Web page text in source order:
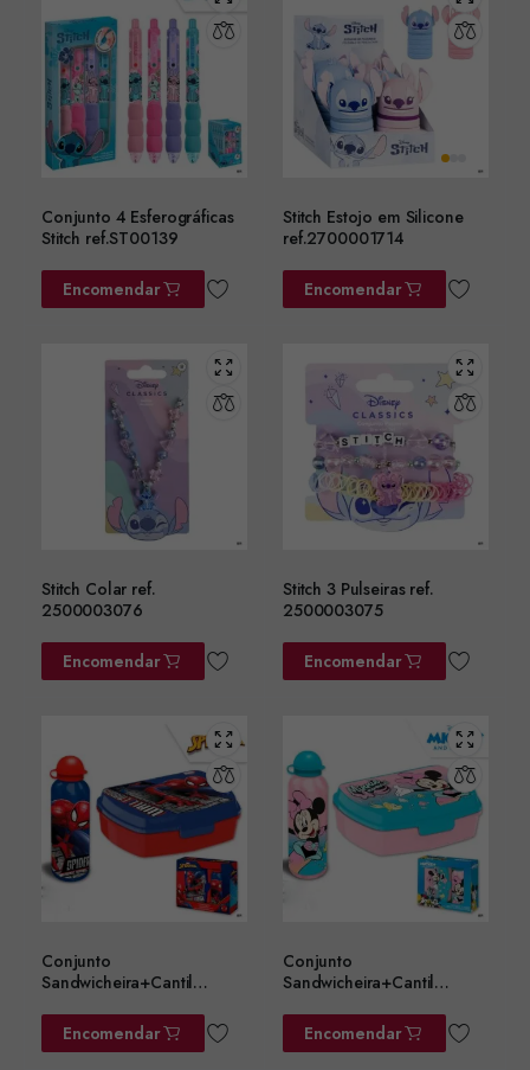
Conjunto 4 Esferográficas
Stitch ref.ST00139
Encomendar
Stitch Estojo em Silicone
ref.2700001714
Encomendar
Stitch Colar ref.
2500003076
Encomendar
Stitch 3 Pulseiras ref.
2500003075
Encomendar
Conjunto
Sandwicheira+Cantil
500ML Ref. SP50006
Encomendar
Conjunto
Sandwicheira+Cantil
Ref. MN30011
Encomendar